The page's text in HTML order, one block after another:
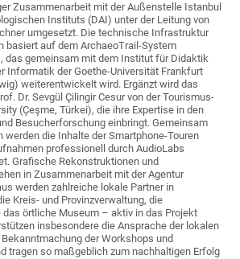
Zusammenarbeit mit der Außenstelle Istanbul
Instituts (DAI) unter der Leitung von
umgesetzt. Die technische Infrastruktur
basiert auf dem ArchaeoTrail-System
das gemeinsam mit dem Institut für Didaktik
Informatik der Goethe-Universität Frankfurt
weiterentwickelt wird. Ergänzt wird das
Dr. Sevgül Çilingir Cesur von der Tourismus-
(Çeşme, Türkei), die ihre Expertise in den
Besucherforschung einbringt. Gemeinsam
werden die Inhalte der Smartphone-Touren
professionell durch AudioLabs
Grafische Rekonstruktionen und
in Zusammenarbeit mit der Agentur
werden zahlreiche lokale Partner in
Kreis- und Provinzverwaltung, die
örtliche Museum – aktiv in das Projekt
insbesondere die Ansprache der lokalen
der Workshops und
tragen so maßgeblich zum nachhaltigen Erfolg